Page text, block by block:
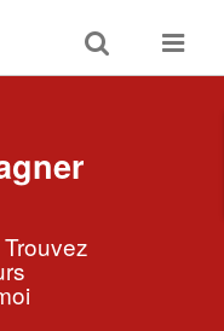
Toggle
search
Toggle